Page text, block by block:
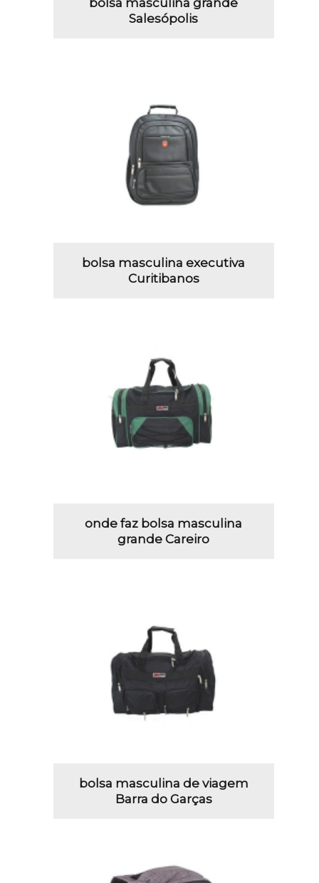
bolsa masculina grande
Salesópolis
bolsa masculina executiva
Curitibanos
onde faz bolsa masculina
grande Careiro
bolsa masculina de viagem
Barra do Garças